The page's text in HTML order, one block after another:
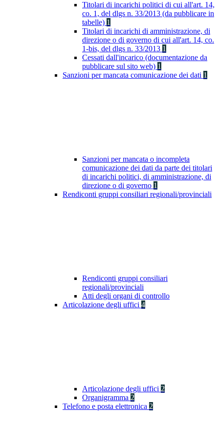
Titolari di incarichi politici di cui all'art. 14,
co. 1, del dlgs n. 33/2013 (da pubblicare in
tabelle) 1
Titolari di incarichi di amministrazione, di
direzione o di governo di cui all'art. 14, co.
1-bis, del dlgs n. 33/2013 1
Cessati dall'incarico (documentazione da
pubblicare sul sito web) 1
Sanzioni per mancata comunicazione dei dati 1
Sanzioni per mancata o incompleta
comunicazione dei dati da parte dei titolari
di incarichi politici, di amministrazione, di
direzione o di governo 1
Rendiconti gruppi consiliari regionali/provinciali
Rendiconti gruppi consiliari
regionali/provinciali
Atti degli organi di controllo
Articolazione degli uffici 4
Articolazione degli uffici 2
Organigramma 2
Telefono e posta elettronica 2